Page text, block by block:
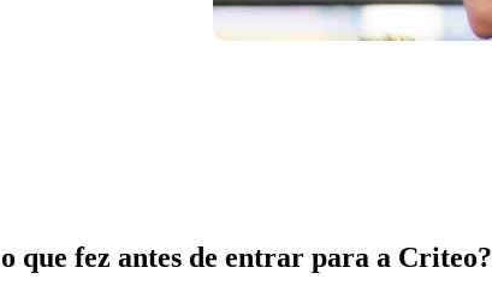
que fez antes de entrar para a Criteo?